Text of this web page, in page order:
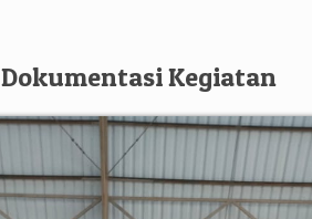
Dokumentasi Kegiatan